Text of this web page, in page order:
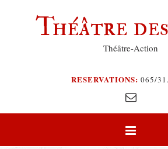
Théâtre
Théâtre-Action
RESERVATIONS: 065/